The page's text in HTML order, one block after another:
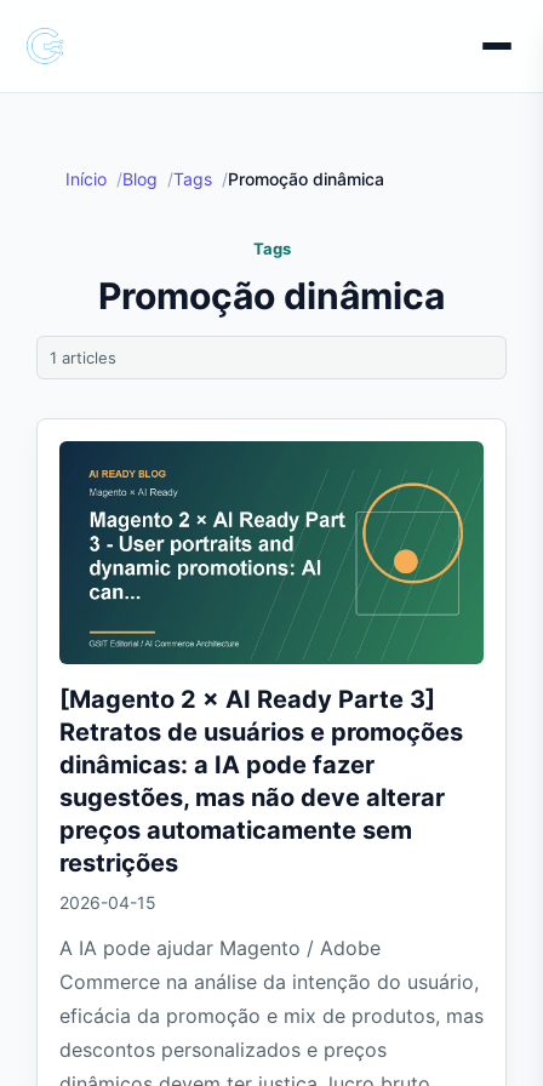
Início Blog Tags Promoção dinâmica
Tags
Promoção dinâmica
1 articles
[Magento 2 × AI Ready Parte 3]
Retratos de usuários e promoções
dinâmicas: a IA pode fazer
sugestões, mas não deve alterar
preços automaticamente sem
restrições
2026-04-15
A IA pode ajudar Magento / Adobe
Commerce na análise da intenção do usuário,
eficácia da promoção e mix de produtos, mas
descontos personalizados e preços